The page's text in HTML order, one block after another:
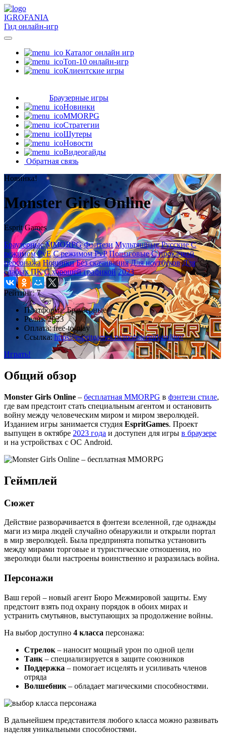
IGROFANIA
Гид онлайн-игр
Каталог онлайн игр
Топ-10 онлайн-игр
Клиентские игры
Браузерные игры
Новинки
MMORPG
Стратегии
Шутеры
Новости
Видеогайды
Обратная связь
Новинка!
Monster Girls Online
Esprit Games
Браузерные MMORPG Фэнтези Мультяшные Русские С
режимом PvE С режимом PvP Пошаговые С прокачкой
персонажа Новинки Без скачивания Для ноутбуков Для
слабых ПК С хорошей графикой 2023
Рейтинг:7
Платформа:Браузерные
Релиз:2023
Оплата:free-to-play
Ссылка: https://espritgames.ru/monstergirlsonline/
Играть!
Общий обзор
Monster Girls Online – бесплатная MMORPG в фэнтези стиле,
где вам предстоит стать специальным агентом и остановить
войну между человеческим миром и миром зверолюдей.
Изданием игры занимается студия EspritGames. Проект
выпущен в октябре 2023 года и доступен для игры в браузере
и на устройствах с ОС Android.
Геймплей
Сюжет
Действие разворачивается в фэнтези вселенной, где однажды
маги из мира людей случайно обнаружили и открыли портал
в мир зверолюдей. Была предпринята попытка установить
между мирами торговые и туристические отношения, но
зверолюди были настроены воинственно и разразилась война.
Персонажи
Ваш герой – новый агент Бюро Межмировой защиты. Ему
предстоит взять под охрану порядок в обоих мирах и
устранить смутьянов, выступающих за продолжение войны.
На выбор доступно 4 класса персонажа:
Стрелок – наносит мощный урон по одной цели
Танк – специализируется в защите союзников
Поддержка – помогает исцелять и усиливать членов
отряда
Волшебник – обладает магическими способностями.
В дальнейшем представителя любого класса можно развивать
наделяя уникальными способностями.